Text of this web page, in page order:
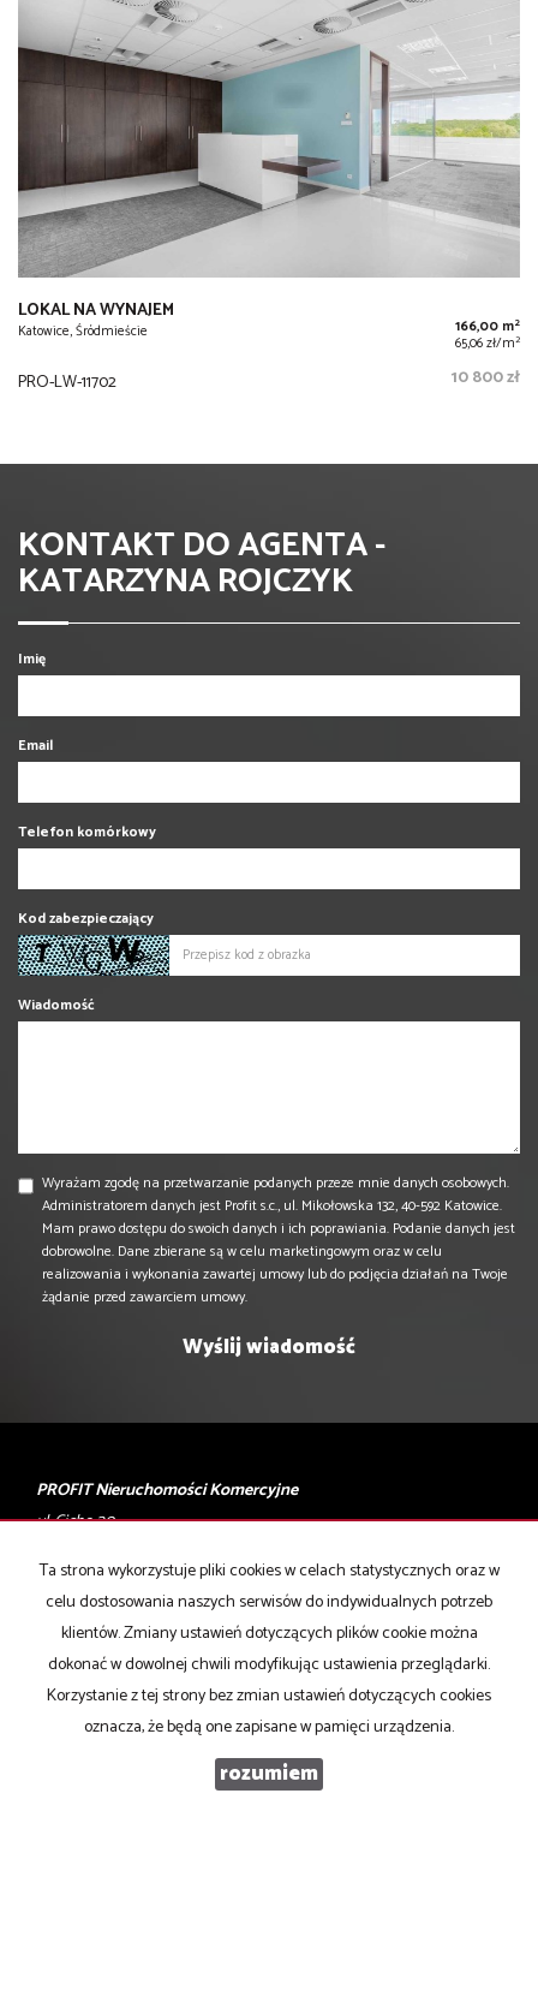
LOKAL NA WYNAJEM
Katowice, Śródmieście 166,00 m2
65,06 zł/m2
PRO-LW-11702 10 800 zł
KONTAKT DO AGENTA -
KATARZYNA ROJCZYK
Imię
Email
Telefon komórkowy
Kod zabezpieczający
Wiadomość
Wyrażam zgodę na przetwarzanie podanych przeze mnie danych osobowych.
Administratorem danych jest Profit s.c., ul. Mikołowska 132, 40-592 Katowice.
Mam prawo dostępu do swoich danych i ich poprawiania. Podanie danych jest
dobrowolne. Dane zbierane są w celu marketingowym oraz w celu
realizowania i wykonania zawartej umowy lub do podjęcia działań na Twoje
żądanie przed zawarciem umowy.
PROFIT Nieruchomości Komercyjne
ul. Cicha 20
T: 506 028 001, 506 028 002
biuro@profity.pl
Mieszkaniana wynajem
na wynajem
Działkina wynajem
Ta strona wykorzystuje pliki cookies w celach statystycznych oraz w
celu dostosowania naszych serwisów do indywidualnych potrzeb
klientów. Zmiany ustawień dotyczących plików cookie można
dokonać w dowolnej chwili modyfikując ustawienia przeglądarki.
Korzystanie z tej strony bez zmian ustawień dotyczących cookies
oznacza, że będą one zapisane w pamięci urządzenia.
rozumiem